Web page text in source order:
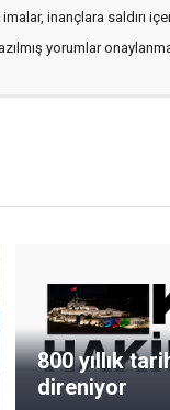
inançlara saldırı
yorumlar
800 yıllık
direniyor